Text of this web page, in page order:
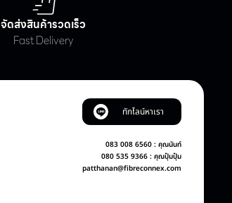
จัดส่งสินค้ารวดเร็ว
Fast Delivery
ทักไลน์หาเรา
083 008 6560 : คุณนันท์
080 535 9366 : คุณปุ๋มปุ๋ม
patthanan@fibreconnex.com